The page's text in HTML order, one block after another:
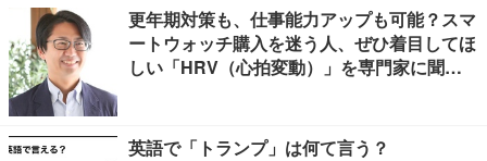
更年期対策も、仕事能力アップも可能？スマ
ートウォッチ購入を迷う人、ぜひ着目してほ
しい「HRV（心拍変動）」を専門家に聞き
英語で「トランプ」は何て言う？